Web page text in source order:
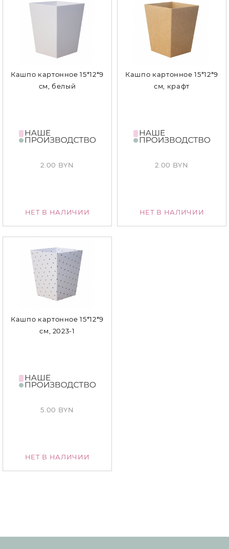
Кашпо картонное 15*12*9
см, белый
2.00 BYN
НЕТ В НАЛИЧИИ
Кашпо картонное 15*12*9
см, крафт
2.00 BYN
НЕТ В НАЛИЧИИ
Кашпо картонное 15*12*9
см, 2023-1
5.00 BYN
НЕТ В НАЛИЧИИ